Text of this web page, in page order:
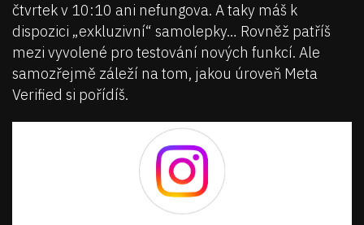
čtvrtek v 10:10 ani nefungova. A taky máš k
dispozici „exkluzivní“ samolepky… Rovněž patříš
mezi vyvolené pro testování nových funkcí. Ale
samozřejmě záleží na tom, jakou úroveň Meta
Verified si pořídíš.